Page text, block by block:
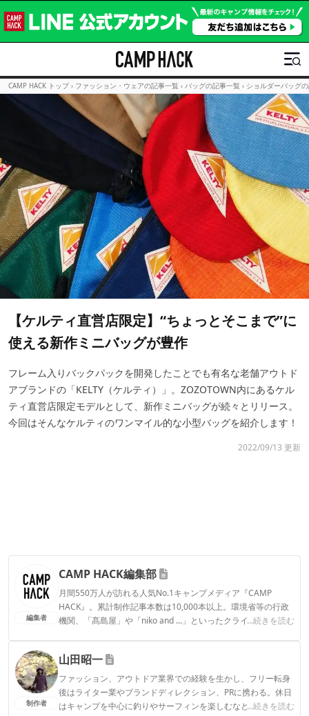
CAMP HACK トップ › ファッション・ウェアの記事一覧 › バッグの記事一覧 › ショルダーバッグ
【ケルティ直営店限定】“ちょっとそこまで”に
使える新作ミニバッグが豊作
フレーム入りバックパックを開発したことでも有名な老舗アウトド
アブランドの「KELTY（ケルティ）」。ZOZOTOWN内にあるケル
ティ直営店限定モデルとして、新作ミニバッグが続々とリリース。
今回はそんなケルティのワンマイル的な小型バッグを紹介します！
2022/09/13 更新
編集者
CAMP HACK編集部
月間550万人が訪れる人気No.1キャンプメディア『CAMP
HACK』。累計制作記事本数は10,000本以上。環境省等の行政
機関、「髙島屋」や「niko and ...」といったクライアントとの
...続きを読む
CAMP HACK編集部のプロフィール
制作者
山田昭一
ファッション、アウトドア業界での経験を生かし、フリー転身
後はライター業やブランドディレクション、PRに携わる。休日
はキャンプを中心に釣りやサーフィンを楽しむなど本格的なア
...続きを読む